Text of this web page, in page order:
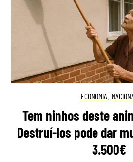
ECONOMIA ,
Tem ninhos deste
Destruí-los pode dar
3.500€